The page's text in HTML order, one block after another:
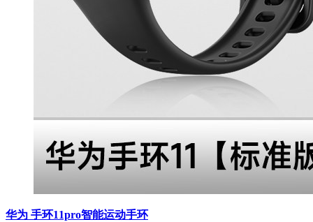
华为 手环11pro智能运动手环